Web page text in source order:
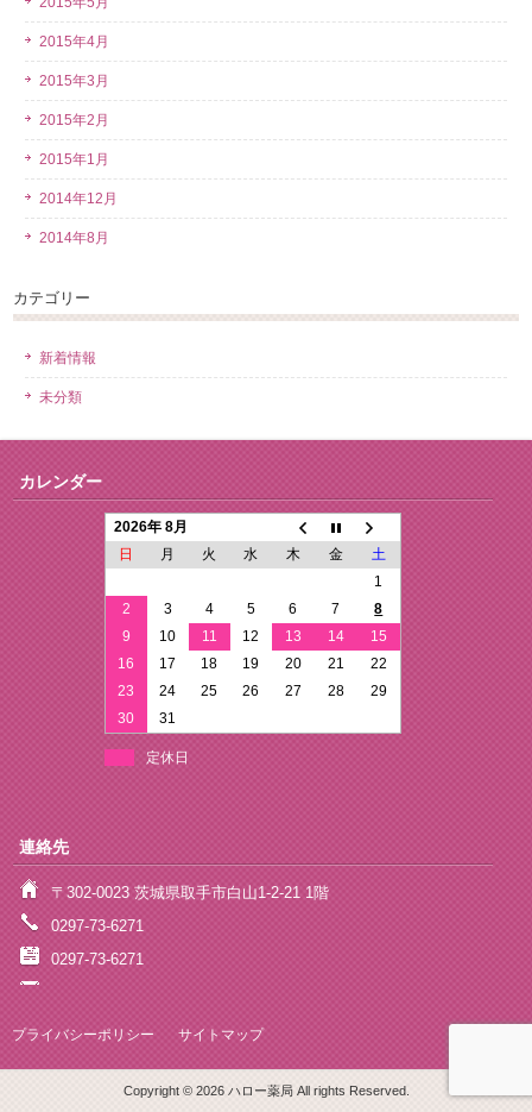
2015年4月
2015年3月
2015年2月
2015年1月
2014年12月
2014年8月
カテゴリー
新着情報
未分類
カレンダー
2026年 8月
日
月 火 水 木 金
土
1
2
3 4 5 6 7
8
9
10 11 12 13 14
15
16
17 18 19 20 21
22
23
24 25 26 27 28
29
30
31
定休日
連絡先
〒302-0023 茨城県取手市白山1-2-21 1階
0297-73-6271
0297-73-6271
プライバシーポリシー サイトマップ
Copyright © 2026 ハロー薬局 All rights Reserved.